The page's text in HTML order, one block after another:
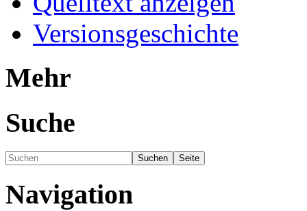
Versionsgeschichte
Mehr
Suche
Navigation